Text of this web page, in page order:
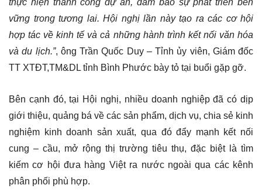
vững trong tương lai. Hội nghị lần này tạo ra các cơ hội
hợp tác về kinh tế và cả những hành trìnhkết nối văn hóa
và du lịch.”, ông Trần Quốc Duy – Tỉnh ủy viên, Giám đốc
TT XTĐT,TM&DL tỉnh Bình Phước bày tỏ tại buổi gặp gỡ.
Bên cạnh đó, tại Hội nghị, nhiều doanh nghiệp đã có dịp
giới thiệu, quảng bá về các sản phẩm, dịch vụ, chia sẻ kinh
nghiệm kinh doanh sản xuất, qua đó đẩy mạnh kết nối
cung – cầu, mở rộng thị trường tiêu thụ, đặc biệt là tìm
kiếm cơ hội đưa hàng Việt ra nước ngoài qua các kênh
phân phối phù hợp.